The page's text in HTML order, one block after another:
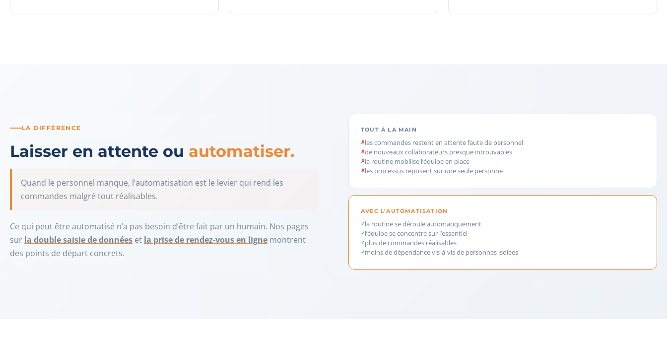
LA DIFFÉRENCE
Laisser en attente ou automatiser.
Quand le personnel manque, l’automatisation est le levier qui rend les
commandes malgré tout réalisables.
Ce qui peut être automatisé n’a pas besoin d’être fait par un humain. Nos pages
sur la double saisie de données et la prise de rendez-vous en ligne montrent
des points de départ concrets.
TOUT À LA MAIN
les commandes restent en attente faute de personnel
de nouveaux collaborateurs presque introuvables
la routine mobilise l’équipe en place
les processus reposent sur une seule personne
AVEC L’AUTOMATISATION
la routine se déroule automatiquement
l’équipe se concentre sur l’essentiel
plus de commandes réalisables
moins de dépendance vis-à-vis de personnes isolées